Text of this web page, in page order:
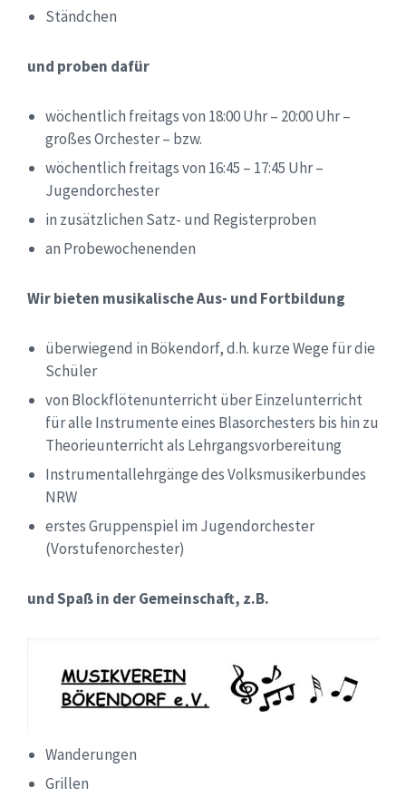
Ständchen
und proben dafür
wöchentlich freitags von 18:00 Uhr – 20:00 Uhr –
großes Orchester – bzw.
wöchentlich freitags von 16:45 – 17:45 Uhr –
Jugendorchester
in zusätzlichen Satz- und Registerproben
an Probewochenenden
Wir bieten musikalische Aus- und Fortbildung
überwiegend in Bökendorf, d.h. kurze Wege für die
Schüler
von Blockflötenunterricht über Einzelunterricht
für alle Instrumente eines Blasorchesters bis hin zu
Theorieunterricht als Lehrgangsvorbereitung
Instrumentallehrgänge des Volksmusikerbundes
NRW
erstes Gruppenspiel im Jugendorchester
(Vorstufenorchester)
und Spaß in der Gemeinschaft, z.B.
Wanderungen
Grillen